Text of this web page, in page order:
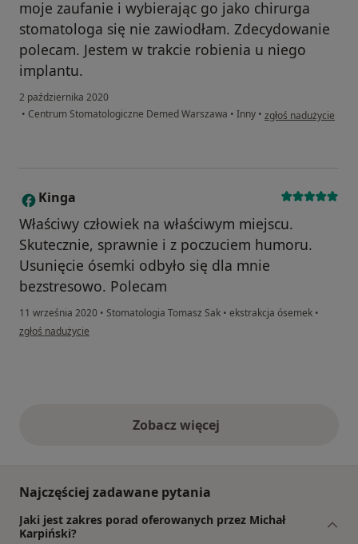
moje zaufanie i wybierając go jako chirurga
stomatologa się nie zawiodłam. Zdecydowanie
polecam. Jestem w trakcie robienia u niego
implantu.
2 października 2020
• Centrum Stomatologiczne Demed Warszawa • Inny • w opinii użytkownika
zgłoś nadużycie
K Kinga
Właściwy człowiek na właściwym miejscu.
Skutecznie, sprawnie i z poczuciem humoru.
Usunięcie ósemki odbyło się dla mnie
bezstresowo. Polecam
11 września 2020 • Stomatologia Tomasz Sak • ekstrakcja ósemek •
w opinii użytkownika Kinga
zgłoś nadużycie
Zobacz więcejopinie powyżej
Najczęściej zadawane pytania
Jaki jest zakres porad oferowanych przez Michał
Karpiński?